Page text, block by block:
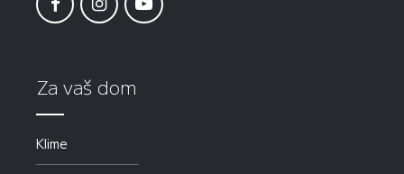
Za vaš dom
Klime